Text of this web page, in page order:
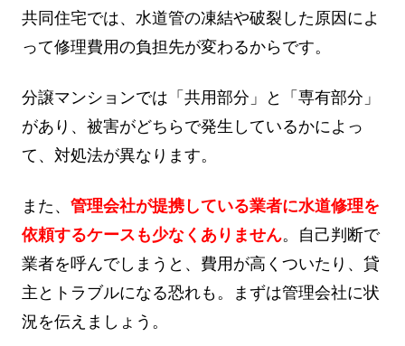
共同住宅では、水道管の凍結や破裂した原因によ
って修理費用の負担先が変わるからです。
分譲マンションでは「共用部分」と「専有部分」
があり、被害がどちらで発生しているかによっ
て、対処法が異なります。
また、 管理会社が提携している業者に水道修理を
依頼するケースも少なくありません。自己判断で
業者を呼んでしまうと、費用が高くついたり、貸
主とトラブルになる恐れも。まずは管理会社に状
況を伝えましょう。